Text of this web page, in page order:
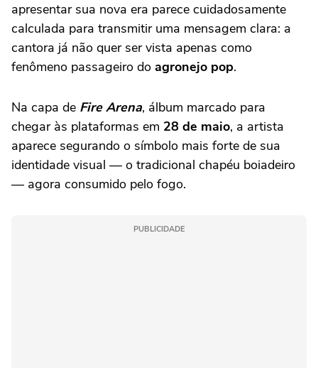
apresentar sua nova era parece cuidadosamente
calculada para transmitir uma mensagem clara: a
cantora já não quer ser vista apenas como
fenômeno passageiro do agronejo pop.
Na capa de Fire Arena, álbum marcado para
chegar às plataformas em 28 de maio, a artista
aparece segurando o símbolo mais forte de sua
identidade visual — o tradicional chapéu boiadeiro
— agora consumido pelo fogo.
PUBLICIDADE